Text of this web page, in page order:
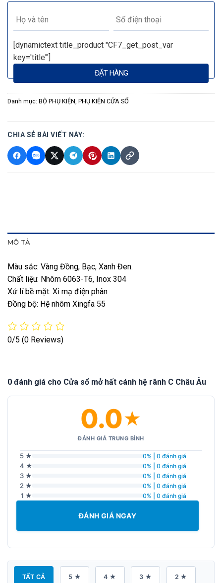
[dynamictext title_product "CF7_get_post_var
key='title'"]
Danh mục: BỘ PHỤ KIỆN, PHỤ KIỆN CỬA SỔ
CHIA SẺ BÀI VIẾT NÀY:
MÔ TẢ
Màu sắc: Vàng Đồng, Bạc, Xanh Đen.
Chất liệu: Nhôm 6063-T6, Inox 304
Xử lí bề mặt: Xi mạ điện phân
Đồng bộ: Hệ nhôm Xingfa 55
0/5 (0 Reviews)
0 đánh giá cho Cửa sổ mở hất cánh hệ rãnh C Châu Âu
0.0★
ĐÁNH GIÁ TRUNG BÌNH
5 ★ 0% | 0 đánh giá
4 ★ 0% | 0 đánh giá
3 ★ 0% | 0 đánh giá
2 ★ 0% | 0 đánh giá
1 ★ 0% | 0 đánh giá
ĐÁNH GIÁ NGAY
TẤT CẢ 5 ★ 4 ★ 3 ★ 2 ★